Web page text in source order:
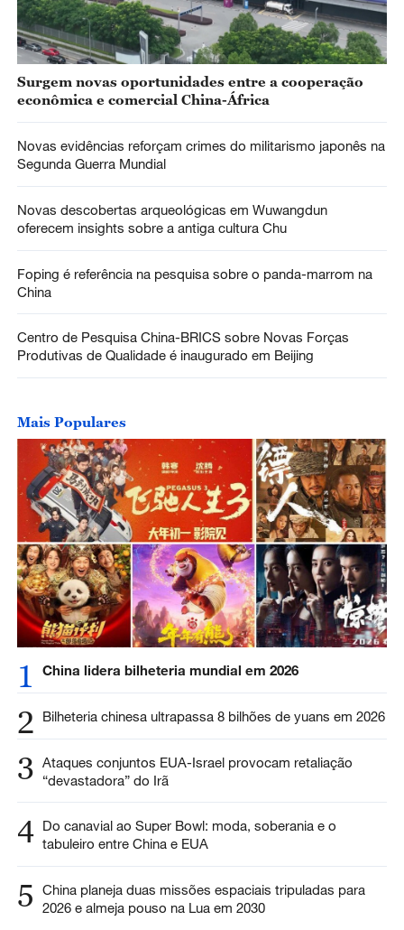
Surgem novas oportunidades entre a cooperação
econômica e comercial China-África
Novas evidências reforçam crimes do militarismo japonês na
Segunda Guerra Mundial
Novas descobertas arqueológicas em Wuwangdun
oferecem insights sobre a antiga cultura Chu
Foping é referência na pesquisa sobre o panda-marrom na
China
Centro de Pesquisa China-BRICS sobre Novas Forças
Produtivas de Qualidade é inaugurado em Beijing
Mais Populares
1 China lidera bilheteria mundial em 2026
2 Bilheteria chinesa ultrapassa 8 bilhões de yuans em 2026
3 Ataques conjuntos EUA-Israel provocam retaliação
“devastadora” do Irã
4 Do canavial ao Super Bowl: moda, soberania e o
tabuleiro entre China e EUA
5
China planeja duas missões espaciais tripuladas para
2026 e almeja pouso na Lua em 2030